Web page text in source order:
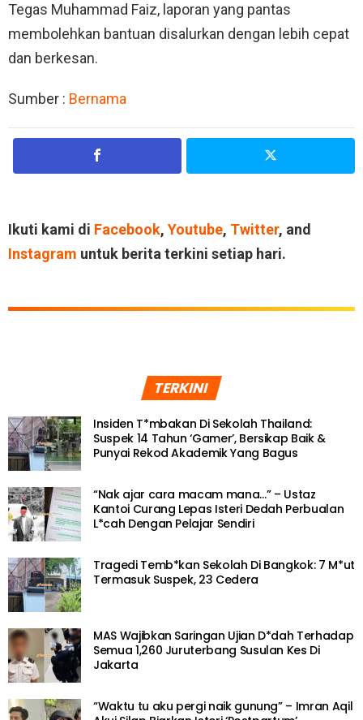
Tegas Muhammad Faiz, laporan yang pantas
membolehkan bantuan disalurkan dengan lebih cepat
dan berkesan.
Sumber : Bernama
Ikuti kami di Facebook, Youtube, Twitter, and
Instagram untuk berita terkini setiap hari.
TERKINI
Insiden T*mbakan Di Sekolah Thailand:
Suspek 14 Tahun ‘Gamer’, Bersikap Baik &
Punyai Rekod Akademik Yang Bagus
“Nak ajar cara macam mana…” – Ustaz
Kantoi Curang Lepas Isteri Dedah Perbualan
L*cah Dengan Pelajar Sendiri
Tragedi Temb*kan Sekolah Di Bangkok: 7 M*ut
Termasuk Suspek, 23 Cedera
MAS Wajibkan Saringan Ujian D*dah Terhadap
Semua 1,260 Juruterbang Susulan Kes Di
Jakarta
“Waktu tu aku pergi naik gunung” – Imran Aqil